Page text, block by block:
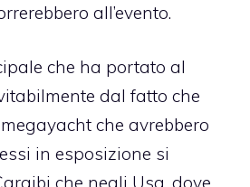
all’evento.
che ha portato al
dal fatto che
che avrebbero
in esposizione si
che negli Usa, dove